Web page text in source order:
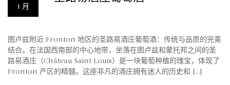
1 月
图卢兹附近 Fronton 地区的圣路易酒庄葡萄酒：传统与品质的完美
结合。在法国西南部的中心地带，坐落在图卢兹和蒙托邦之间的圣
路易酒庄（Château Saint Louis）是一块葡萄种植的瑰宝，体现了
Fronton 产区的精髓。这座非凡的酒庄拥有迷人的历史和 [...]